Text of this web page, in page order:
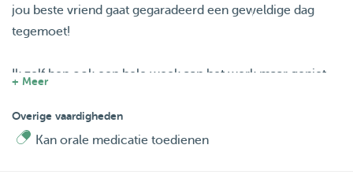
jou beste vriend gaat gegaradeerd een geweldige dag
tegemoet!
Ik zelf ben ook een hele week aan het werk maar geniet
beste hondenvriendinnetje Luna en het lijkt ons dan ook
enorm gezellig als uw beste fluffy friend ook mee gaat!
+ Meer
Overige vaardigheden
Kan orale medicatie toedienen